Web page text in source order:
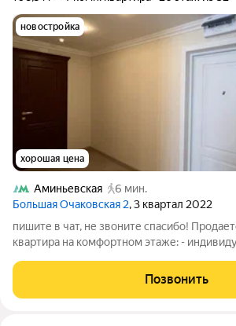
новостройка
хорошая цена
Аминьевская
6 мин.
Большая Очаковская 2, 3 квартал 2022
пишите в чат, не звоните спасибо!
квартира на комфортном этаже: -
межкомнатные двери бренда Волховец из
дуба, -
Позвонить